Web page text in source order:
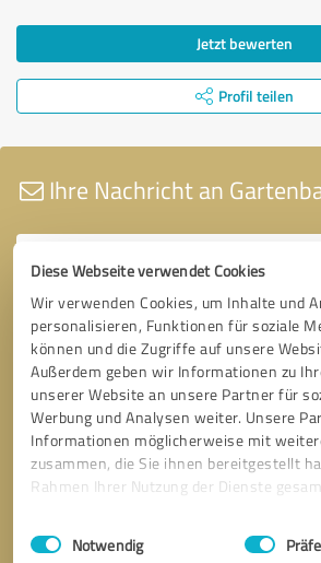
Diese Webseite verwendet Cookies
Wir verwenden Cookies, um Inhalte und
personalisieren, Funktionen für soziale
können und die Zugriffe auf unsere
Außerdem geben wir Informationen zu
unserer Website an unsere Partner für
Werbung und Analysen weiter. Unsere
Informationen möglicherweise mit
zusammen, die Sie ihnen bereitgestellt
Rahmen Ihrer Nutzung der Dienste
Impressum Datenschutzbestimmungen
Einwilligungsauswahl
Notwendig
Jetzt bewerten
Profil teilen
Ihre Nachricht an